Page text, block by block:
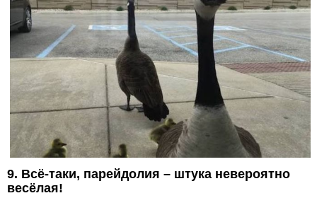
9. Всё-таки, парейдолия – штука невероятно
весёлая!